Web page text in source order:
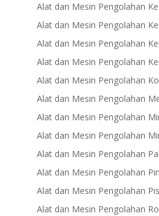
Alat dan Mesin Pengolahan
Alat dan Mesin Pengolahan
Alat dan Mesin Pengolahan
Alat dan Mesin Pengolahan
Alat dan Mesin Pengolahan
Alat dan Mesin Pengolahan
Alat dan Mesin Pengolahan
Alat dan Mesin Pengolahan
Alat dan Mesin Pengolahan
Alat dan Mesin Pengolahan
Alat dan Mesin Pengolahan
Alat dan Mesin Pengolahan